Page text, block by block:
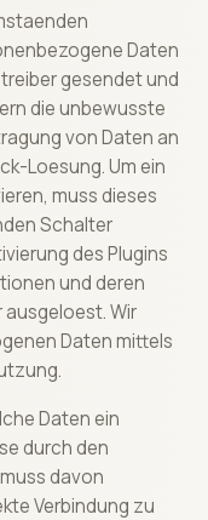
Daten
gesendet und
die unbewusste
von Daten an
Loesung. Um ein
muss dieses
Schalter
des Plugins
und deren
Wir
Daten mittels
Daten ein
durch den
davon
Verbindung zu